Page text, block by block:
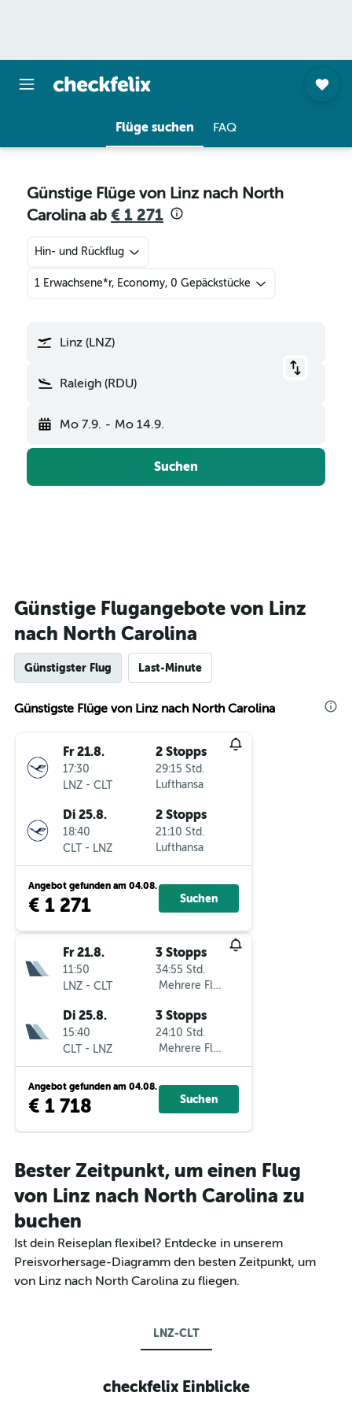
Flüge suchen FAQ
Günstige Flüge von Linz nach North
Carolina ab € 1 271
Hin- und Rückflug
1 Erwachsene*r, Economy, 0 Gepäckstücke
Linz (LNZ)
Raleigh (RDU)
Mo 7.9. - Mo 14.9.
Suchen
Günstige Flugangebote von Linz
nach North Carolina
Günstigster Flug Last-Minute
Günstigste Flüge von Linz nach North Carolina
Fr 21.8.
17:30
LNZ - CLT
2 Stopps
29:15 Std.
Lufthansa
Di 25.8.
18:40
CLT- LNZ
2 Stopps
21:10 Std.
Lufthansa
Angebot gefunden am 04.08.
€ 1 271 Suchen
Fr 21.8.
11:50
LNZ - CLT
3 Stopps
34:55 Std.
Mehrere Fluglinien
Di 25.8.
15:40
CLT- LNZ
3 Stopps
24:10 Std.
Mehrere Fluglinien
Angebot gefunden am 04.08.
€ 1 718 Suchen
Bester Zeitpunkt, um einen Flug
von Linz nach North Carolina zu
buchen
Ist dein Reiseplan flexibel? Entdecke in unserem
Preisvorhersage-Diagramm den besten Zeitpunkt, um
von Linz nach North Carolina zu fliegen.
LNZ-CLT
checkfelix Einblicke